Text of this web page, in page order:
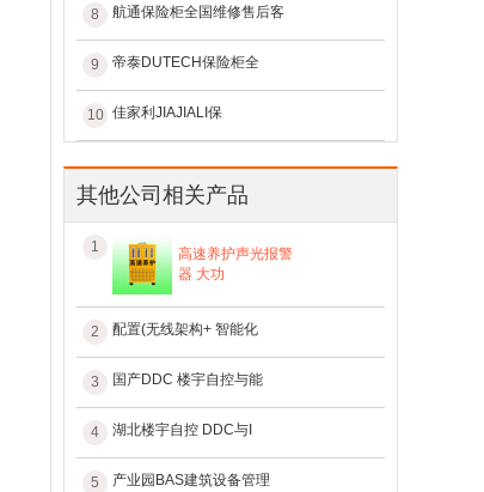
8 航通保险柜全国维修售后客
9 帝泰DUTECH保险柜全
10 佳家利JIAJIALI保
其他公司相关产品
1
高速养护声光报警
器 大功
2 配置(无线架构+ 智能化
3 国产DDC 楼宇自控与能
4 湖北楼宇自控 DDC与I
5 产业园BAS建筑设备管理